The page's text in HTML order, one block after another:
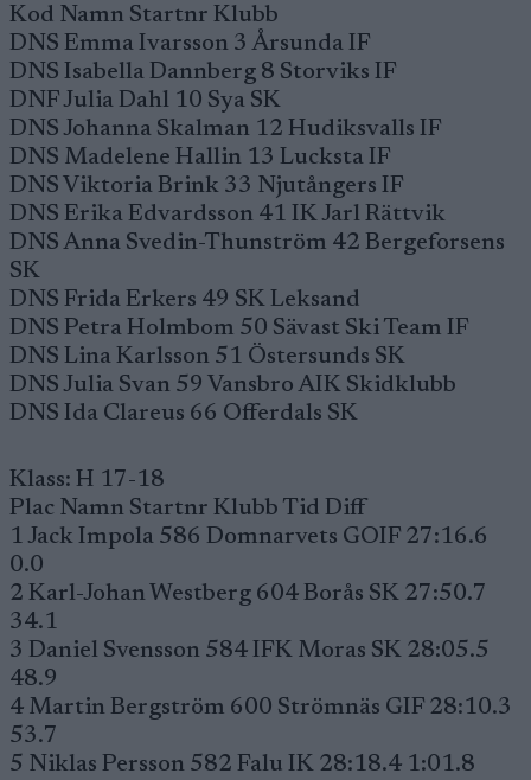
Kod Namn Startnr Klubb
DNS Emma Ivarsson 3 Årsunda IF
DNS Isabella Dannberg 8 Storviks IF
DNF Julia Dahl 10 Sya SK
DNS Johanna Skalman 12 Hudiksvalls IF
DNS Madelene Hallin 13 Lucksta IF
DNS Viktoria Brink 33 Njutångers IF
DNS Erika Edvardsson 41 IK Jarl Rättvik
DNS Anna Svedin-Thunström 42 Bergeforsens
SK
DNS Frida Erkers 49 SK Leksand
DNS Petra Holmbom 50 Sävast Ski Team IF
DNS Lina Karlsson 51 Östersunds SK
DNS Julia Svan 59 Vansbro AIK Skidklubb
DNS Ida Clareus 66 Offerdals SK
Klass: H 17-18
Plac Namn Startnr Klubb Tid Diff
1 Jack Impola 586 Domnarvets GOIF 27:16.6
0.0
2 Karl-Johan Westberg 604 Borås SK 27:50.7
34.1
3 Daniel Svensson 584 IFK Moras SK 28:05.5
48.9
4 Martin Bergström 600 Strömnäs GIF 28:10.3
53.7
5 Niklas Persson 582 Falu IK 28:18.4 1:01.8